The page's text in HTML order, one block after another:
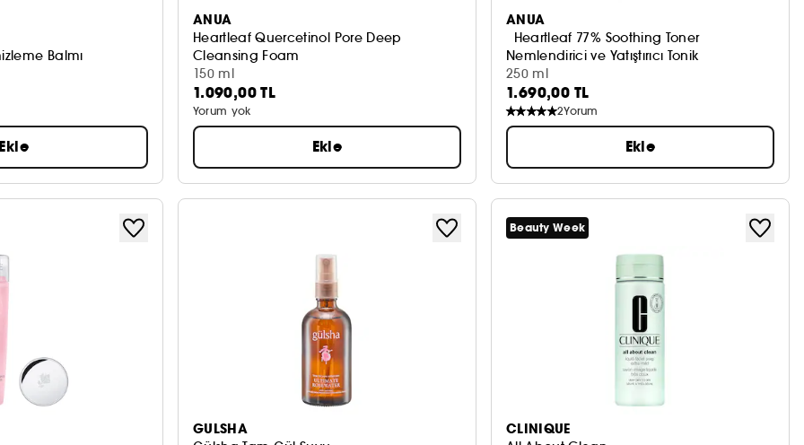
Balmı
Ekle
ANUA
Heartleaf Quercetinol Pore Deep
Cleansing Foam
Yatıştırıcı ve Arındırıcı Köpük
150 ml
1.090,00 TL
Yorum yok
Ekle
ANUA
Heartleaf 77% Soothing Toner
Nemlendirici ve Yatıştırıcı Tonik
250 ml
1.690,00 TL
2Yorum
Ekle
GULSHA
Beauty Week
CLINIQUE